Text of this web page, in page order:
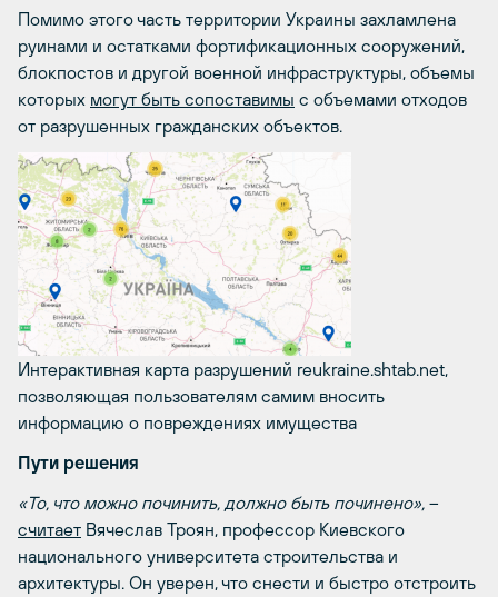
Помимо этого часть территории Украины захламлена
руинами и остатками фортификационных сооружений,
блокпостов и другой военной инфраструктуры, объемы
которых могут быть сопоставимы с объемами отходов
от разрушенных гражданских объектов.
Интерактивная карта разрушений reukraine.shtab.net,
позволяющая пользователям самим вносить
информацию о повреждениях имущества
Пути решения
«То, что можно починить, должно быть починено», –
считает Вячеслав Троян, профессор Киевского
национального университета строительства и
архитектуры. Он уверен, что снести и быстро отстроить